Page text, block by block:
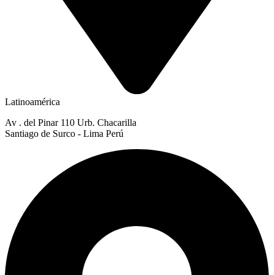
Latinoamérica
Av . del Pinar 110 Urb. Chacarilla
Santiago de Surco - Lima Perú